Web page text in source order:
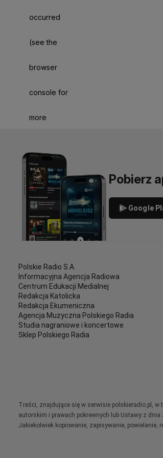
occurred
(see the
browser
console for
more
Pobierz
Google
Polskie Radio S.A.
Informacyjna Agencja Radiowa
Centrum Edukacji Medialnej
Redakcja Katolicka
Redakcja Ekumeniczna
Agencja Muzyczna Polskiego Radia
Studia nagraniowe i koncertowe
Sklep Polskiego Radia
Treści, znajdujące się w serwisie polskieradio.pl,
autorskim i prawach pokrewnych lub Ustawy z
Jakiekolwiek kopiowanie, zapisywanie,